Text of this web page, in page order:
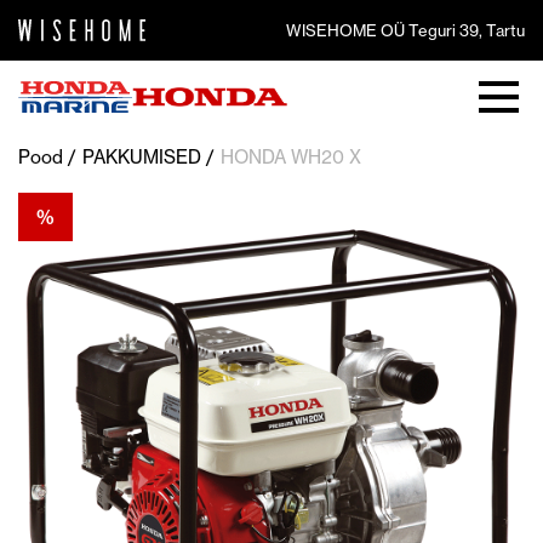
WISEHOME OÜ Teguri 39, Tartu
Pood PAKKUMISED HONDA WH20 X
%